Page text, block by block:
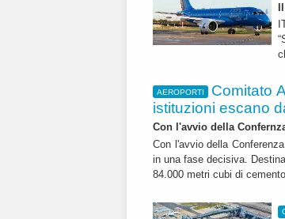
AEROPORTI
Comitato
istituzioni escano
Con l'avvio della
Con l'avvio della
in una fase decisiva.
84.000 metri cubi di